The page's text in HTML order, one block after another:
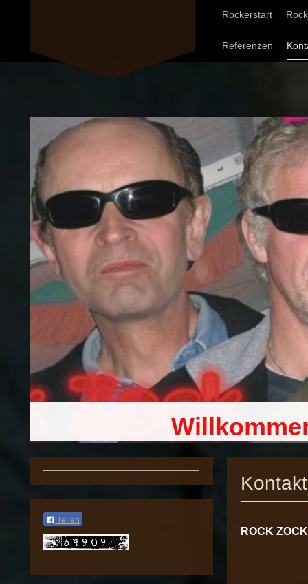
Rockerstart
Referenzen
Kontakt
ROCK ZOCK
Teilen